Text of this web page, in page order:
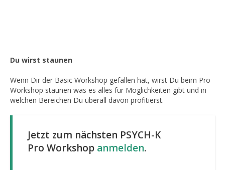
Du wirst staunen
Wenn Dir der Basic Workshop gefallen hat, wirst Du beim Pro
Workshop staunen was es alles für Möglichkeiten gibt und in
welchen Bereichen Du überall davon profitierst.
Jetzt zum nächsten PSYCH-K
Pro Workshop anmelden.